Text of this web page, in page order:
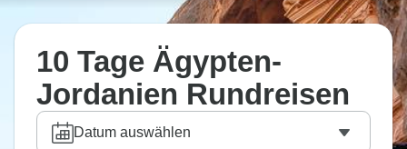
10 Tage Ägypten-
Jordanien Rundreisen
Datum auswählen